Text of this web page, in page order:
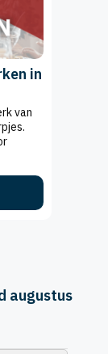
in
van
augustus